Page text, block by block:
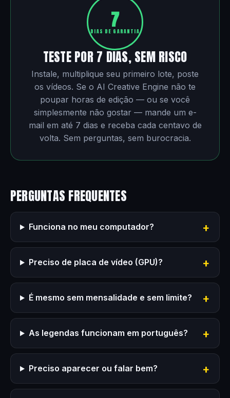
7
DIAS DE GARANTIA
TESTE POR 7 DIAS, SEM RISCO
Instale, multiplique seu primeiro lote, poste
os vídeos. Se o AI Creative Engine não te
poupar horas de edição — ou se você
simplesmente não gostar — mande um e-
mail em até 7 dias e receba cada centavo de
volta. Sem perguntas, sem burocracia.
PERGUNTAS FREQUENTES
Funciona no meu computador?
Preciso de placa de vídeo (GPU)?
É mesmo sem mensalidade e sem limite?
As legendas funcionam em português?
Preciso aparecer ou falar bem?